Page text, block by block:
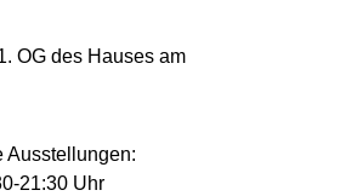
OG des Hauses am
Ausstellungen:
21:30 Uhr